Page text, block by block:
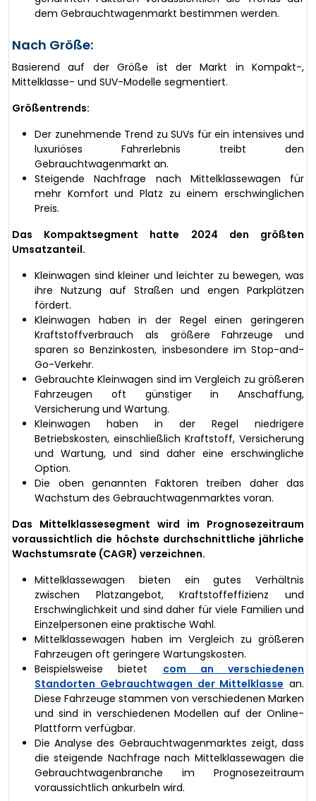
dem Gebrauchtwagenmarkt bestimmen werden.
Nach Größe:
Basierend auf der Größe ist der Markt in Kompakt-,
Mittelklasse- und SUV-Modelle segmentiert.
Größentrends:
Der zunehmende Trend zu SUVs für ein intensives und
luxuriöses Fahrerlebnis treibt den
Gebrauchtwagenmarkt an.
Steigende Nachfrage nach Mittelklassewagen für
mehr Komfort und Platz zu einem erschwinglichen
Preis.
Das Kompaktsegment hatte 2024 den größten
Umsatzanteil.
Kleinwagen sind kleiner und leichter zu bewegen, was
ihre Nutzung auf Straßen und engen Parkplätzen
fördert.
Kleinwagen haben in der Regel einen geringeren
Kraftstoffverbrauch als größere Fahrzeuge und
sparen so Benzinkosten, insbesondere im Stop-and-
Go-Verkehr.
Gebrauchte Kleinwagen sind im Vergleich zu größeren
Fahrzeugen oft günstiger in Anschaffung,
Versicherung und Wartung.
Kleinwagen haben in der Regel niedrigere
Betriebskosten, einschließlich Kraftstoff, Versicherung
und Wartung, und sind daher eine erschwingliche
Option.
Die oben genannten Faktoren treiben daher das
Wachstum des Gebrauchtwagenmarktes voran.
Das Mittelklassesegment wird im Prognosezeitraum
voraussichtlich die höchste durchschnittliche jährliche
Wachstumsrate (CAGR) verzeichnen.
Mittelklassewagen bieten ein gutes Verhältnis
zwischen Platzangebot, Kraftstoffeffizienz und
Erschwinglichkeit und sind daher für viele Familien und
Einzelpersonen eine praktische Wahl.
Mittelklassewagen haben im Vergleich zu größeren
Fahrzeugen oft geringere Wartungskosten.
Beispielsweise bietet com an verschiedenen
Standorten Gebrauchtwagen der Mittelklasse an.
Diese Fahrzeuge stammen von verschiedenen Marken
und sind in verschiedenen Modellen auf der Online-
Plattform verfügbar.
Die Analyse des Gebrauchtwagenmarktes zeigt, dass
die steigende Nachfrage nach Mittelklassewagen die
Gebrauchtwagenbranche im Prognosezeitraum
voraussichtlich ankurbeln wird.